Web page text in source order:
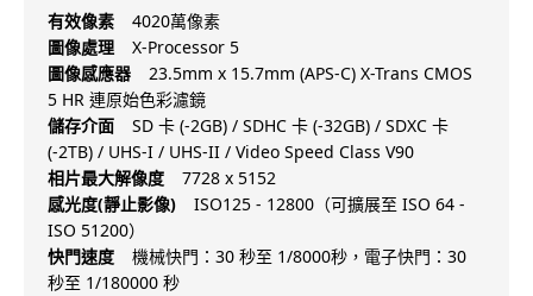
有效像素
4020萬像素
圖像處理
X-Processor 5
圖像感應器
23.5mm x 15.7mm (APS-C) X-Trans CMOS
5 HR 連原始色彩濾鏡
儲存介面
SD 卡 (-2GB) / SDHC 卡 (-32GB) / SDXC 卡
(-2TB) / UHS-I / UHS-II / Video Speed Class V90
相片最大解像度
7728 x 5152
感光度(靜止影像)
ISO125 - 12800（可擴展至 ISO 64 -
ISO 51200）
快門速度
機械快門：30 秒至 1/8000秒，電子快門：30
秒至 1/180000 秒